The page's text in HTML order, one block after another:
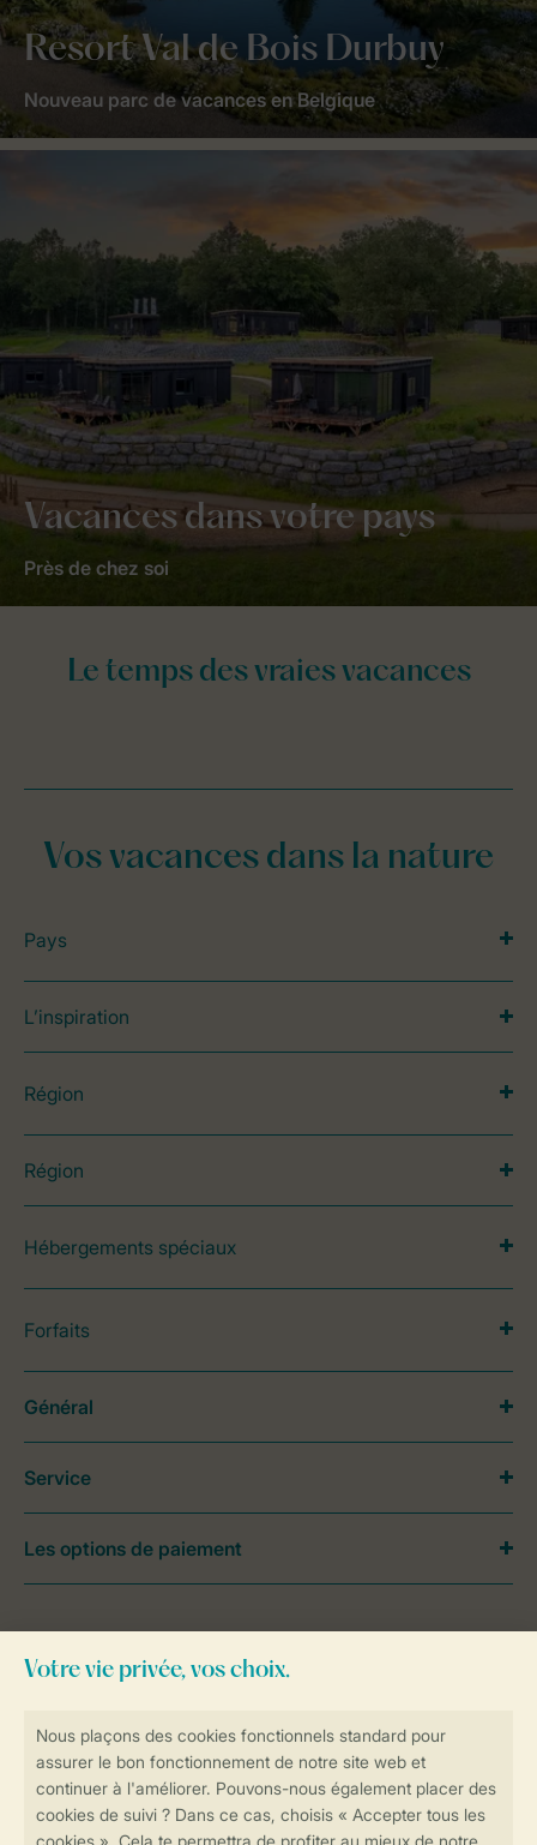
Resort Val de Bois Durbuy
Nouveau parc de vacances en Belgique
Vacances dans votre pays
Près de chez soi
Vos vacances dans la nature
Pays
L’inspiration
Région
Région
Hébergements spéciaux
Forfaits
contactez notreContact Center.
Général
Service
Les options de paiement